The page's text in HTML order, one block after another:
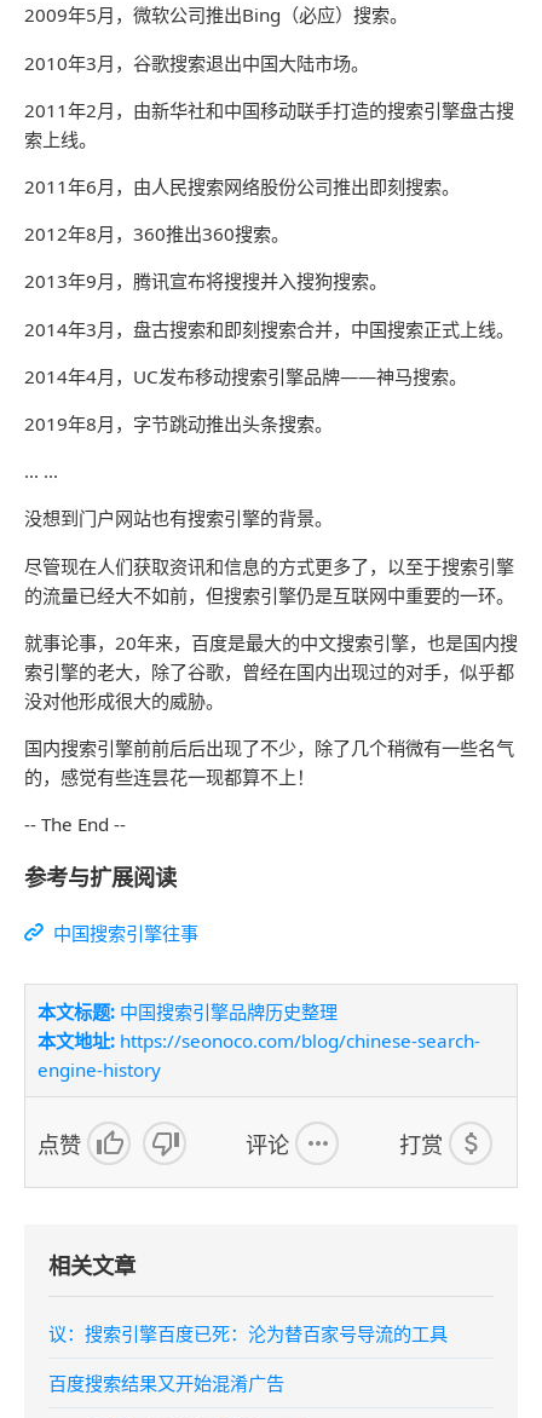
2009年5月，微软公司推出Bing（必应）搜索。
2010年3月，谷歌搜索退出中国大陆市场。
2011年2月，由新华社和中国移动联手打造的搜索引擎盘古搜
索上线。
2011年6月，由人民搜索网络股份公司推出即刻搜索。
2012年8月，360推出360搜索。
2013年9月，腾讯宣布将搜搜并入搜狗搜索。
2014年3月，盘古搜索和即刻搜索合并，中国搜索正式上线。
2014年4月，UC发布移动搜索引擎品牌——神马搜索。
2019年8月，字节跳动推出头条搜索。
... ...
没想到门户网站也有搜索引擎的背景。
尽管现在人们获取资讯和信息的方式更多了，以至于搜索引擎
的流量已经大不如前，但搜索引擎仍是互联网中重要的一环。
就事论事，20年来，百度是最大的中文搜索引擎，也是国内搜
索引擎的老大，除了谷歌，曾经在国内出现过的对手，似乎都
没对他形成很大的威胁。
国内搜索引擎前前后后出现了不少，除了几个稍微有一些名气
的，感觉有些连昙花一现都算不上！
-- The End --
参考与扩展阅读
中国搜索引擎往事
本文标题: 中国搜索引擎品牌历史整理
本文地址: https://seonoco.com/blog/chinese-search-
engine-history
点赞 评论 打赏
相关文章
议：搜索引擎百度已死：沦为替百家号导流的工具
百度搜索结果又开始混淆广告